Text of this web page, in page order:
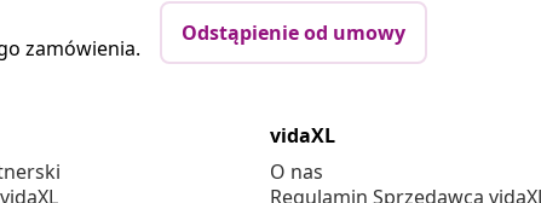
zamówienia.
Odstąpienie od umowy
vidaXL
O nas
Regulamin Sprzedawca